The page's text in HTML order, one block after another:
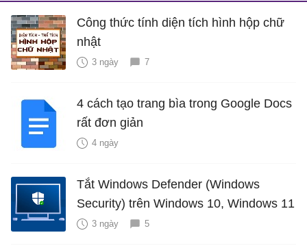
Công thức tính diện tích hình hộp chữ
nhật
3 ngày 7
4 cách tạo trang bìa trong Google Docs
rất đơn giản
4 ngày
Tắt Windows Defender (Windows
Security) trên Windows 10, Windows 11
3 ngày 5